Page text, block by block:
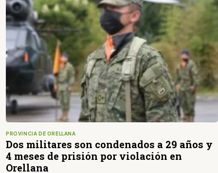
PROVINCIA DE ORELLANA
Dos militares son condenados a 29 años y
4 meses de prisión por violación en
Orellana